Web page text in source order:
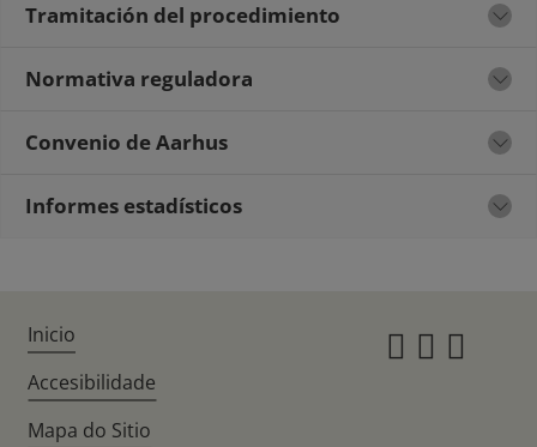
Tramitación del procedimiento
Normativa reguladora
Convenio de Aarhus
Informes estadísticos
Inicio
Accesibilidade
Mapa do Sitio